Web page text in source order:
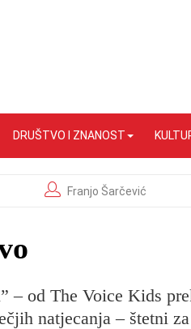
DRUŠTVO I ZNANOST
Franjo Šarčević
– od The Voice Kids
natjecanja – štetni